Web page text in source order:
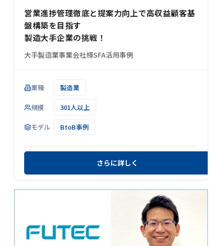
営業進捗管理徹底と提案力向上で高収益顧客基
盤構築を目指す
製造大手企業の挑戦！
大手製造業事業会社様SFA活用事例
業種 製造業
規模 301人以上
モデル BtoB事例
さらに詳しく